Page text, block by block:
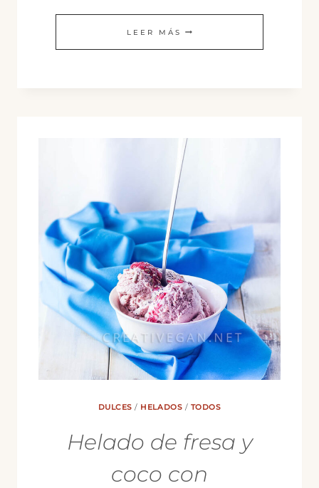
LEER MÁS TABBOULEH
CON
DULCES / HELADOS / TODOS
Helado de fresa y
coco con